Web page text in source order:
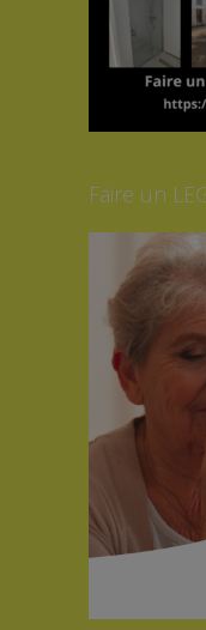
Faire un